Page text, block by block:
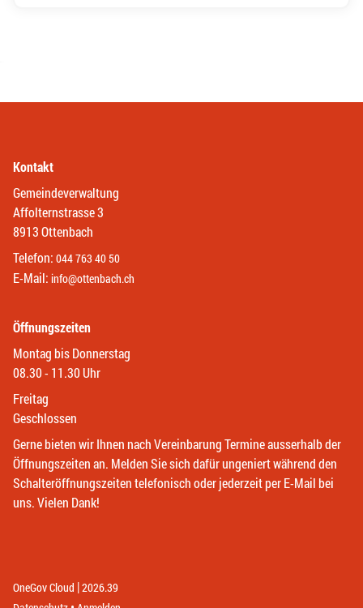
Kontakt
Gemeindeverwaltung
Affolternstrasse 3
8913 Ottenbach
Telefon: 044 763 40 50
E-Mail: info@ottenbach.ch
Öffnungszeiten
Montag bis Donnerstag
08.30 - 11.30 Uhr
Freitag
Geschlossen
Gerne bieten wir Ihnen nach Vereinbarung Termine ausserhalb der
Öffnungszeiten an. Melden Sie sich dafür ungeniert während den
Schalteröffnungszeiten telefonisch oder jederzeit per E-Mail bei
uns. Vielen Dank!
OneGov Cloud (External Link)
|2026.39